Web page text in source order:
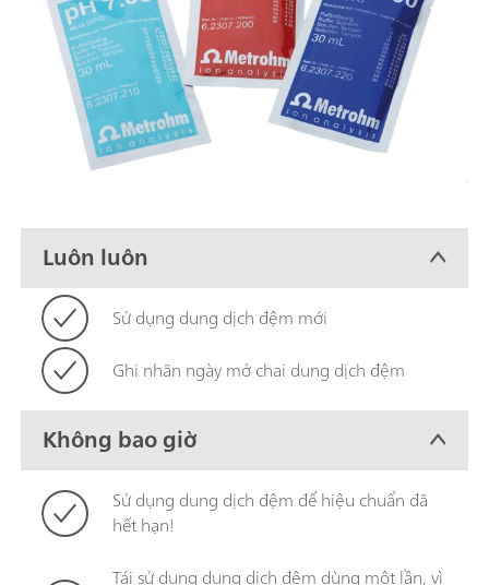
Luôn luôn
Sử dụng dung dịch đệm mới
Ghi nhãn ngày mở chai dung dịch đệm
Không bao giờ
Sử dụng dung dịch đệm để hiệu chuẩn đã
hết hạn!
Tái sử dụng dung dịch đệm dùng một lần, vì